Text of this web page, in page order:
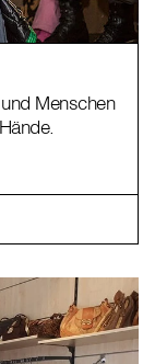
Menschen